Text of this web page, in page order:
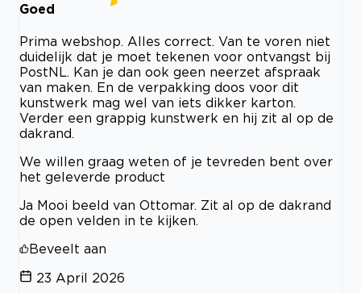
Goed
Prima webshop. Alles correct. Van te voren niet
duidelijk dat je moet tekenen voor ontvangst bij
PostNL. Kan je dan ook geen neerzet afspraak
van maken. En de verpakking doos voor dit
kunstwerk mag wel van iets dikker karton.
Verder een grappig kunstwerk en hij zit al op de
dakrand.
We willen graag weten of je tevreden bent over
het geleverde product
Ja Mooi beeld van Ottomar. Zit al op de dakrand
de open velden in te kijken.
Beveelt aan
23 April 2026